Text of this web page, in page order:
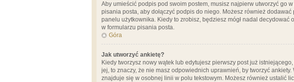
Aby umieścić podpis pod swoim postem, musisz najpierw utworzyć go
pisania posta, aby dołączyć podpis do niego. Możesz również
panelu użytkownika. Kiedy to zrobisz, będziesz mógł nadal
w formularzu pisania posta.
Góra
Jak utworzyć ankietę?
Kiedy tworzysz nowy wątek lub edytujesz pierwszy post już
jej, to znaczy, że nie masz odpowiednich uprawnień, by tworzyć
znajduje się w osobnej linii w polu tekstowym. Możesz również ustalić